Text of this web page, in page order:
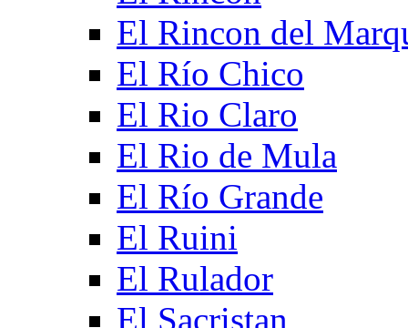
El Rincon del
El Río Chico
El Rio Claro
El Rio de Mula
El Río Grande
El Ruini
El Rulador
El Sacristan